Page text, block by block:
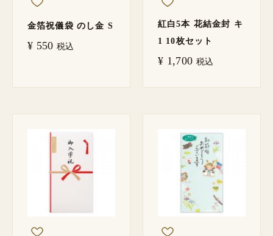
金箔祝儀袋 のし金 S
¥ 550 税込
紅白5本 花結金封 キ
1 10枚セット
¥ 1,700 税込